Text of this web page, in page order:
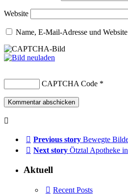
Website
Name, E-Mail-Adresse und
CAPTCHA Code *
Previous story Bewegte
Next story Ötztal Apotheke
Aktuell
Recent Posts